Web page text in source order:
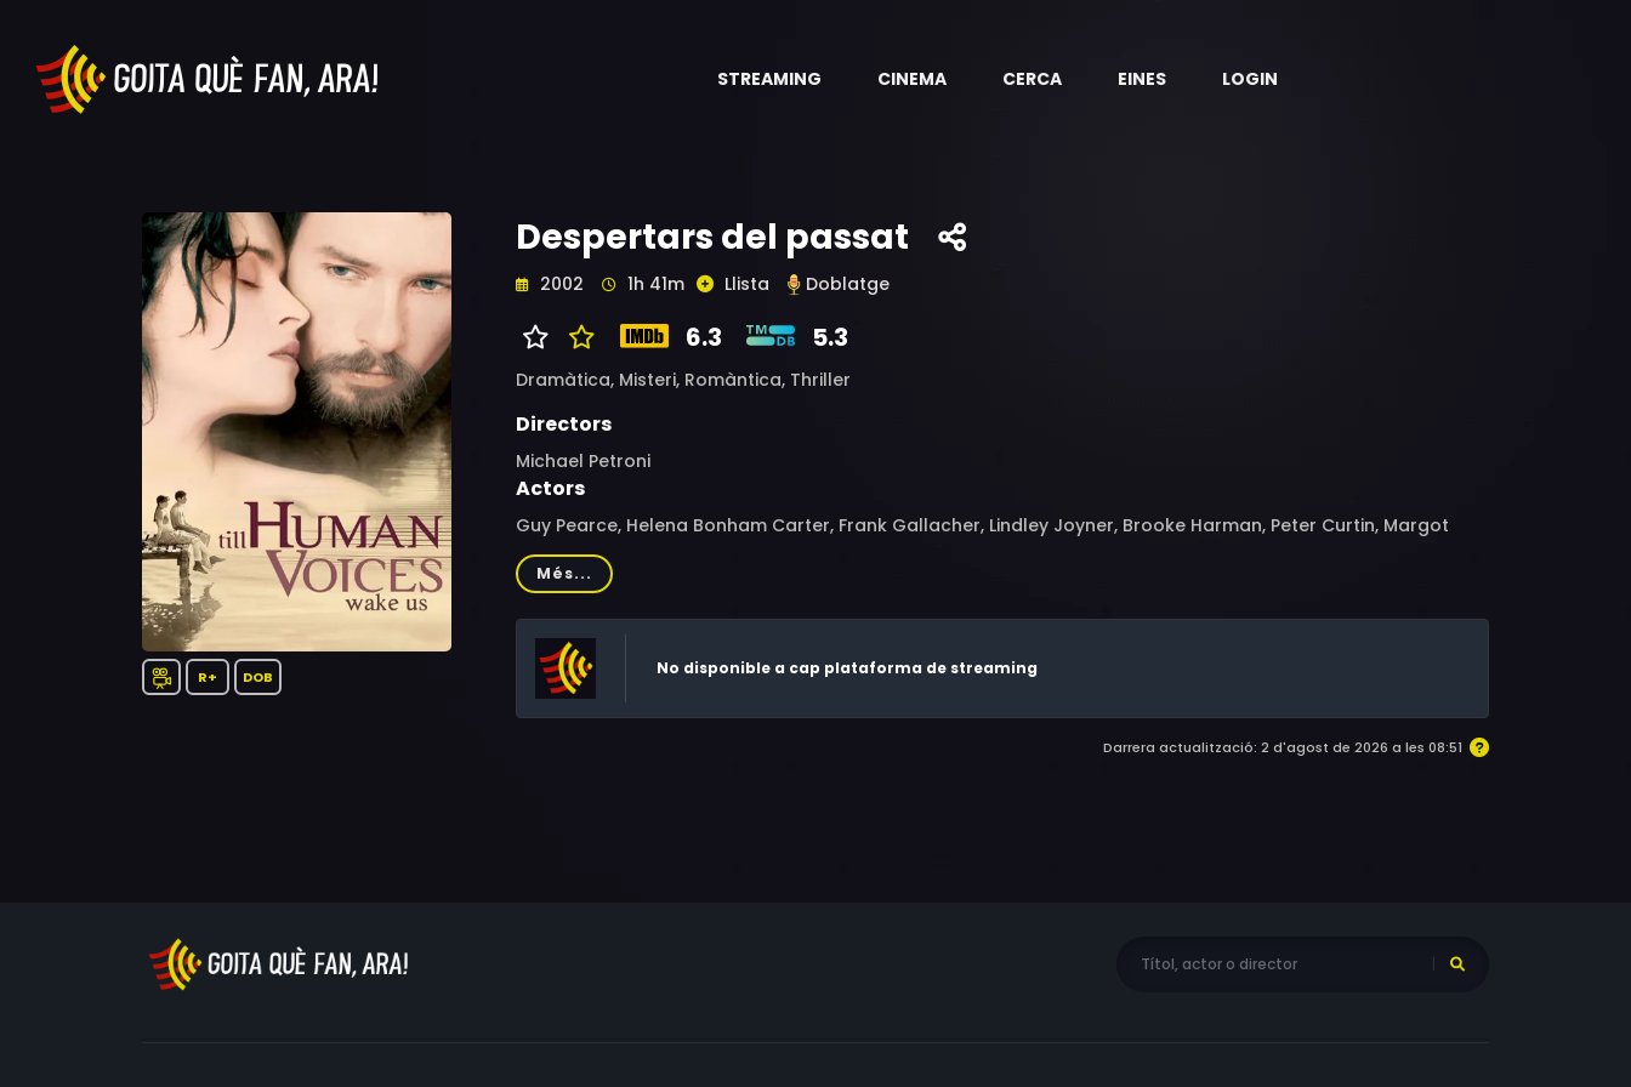
STREAMING CINEMA CERCA EINES LOGIN
R+ DOB
Despertars del passat
2002 1h 41m Llista Doblatge
6.3 5.3
Dramàtica, Misteri, Romàntica, Thriller
Directors
Michael Petroni
Actors
Guy Pearce, Helena Bonham Carter, Frank Gallacher, Lindley Joyner, Brooke Harman, Peter Curtin, Margot
Knight, Anthony Martin
Més...
No disponible a cap plataforma de streaming
Darrera actualització: 2 d'agost de 2026 a les 08:51